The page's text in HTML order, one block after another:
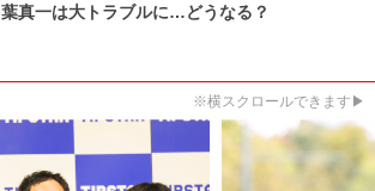
葉真一は大トラブルに…どうなる？
※横スクロールできます▶